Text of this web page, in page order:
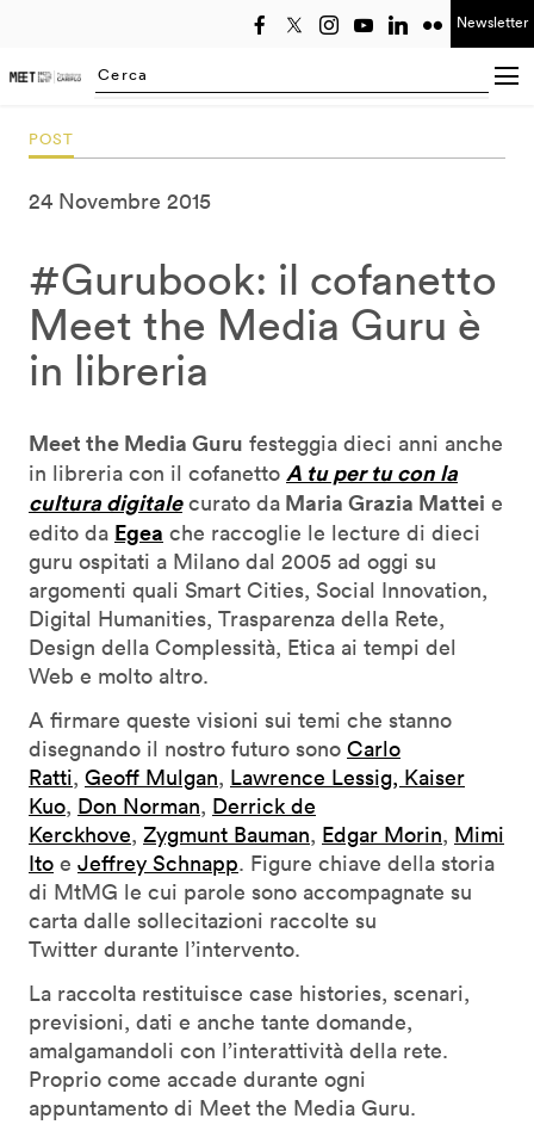
Newsletter
Searching...
POST
24 Novembre 2015
#Gurubook: il cofanetto
Meet the Media Guru è
in libreria
Meet the Media Guru festeggia dieci anni anche
in libreria con il cofanetto A tu per tu con la
cultura digitalecurato da Maria Grazia Mattei e
edito da Egea che raccoglie le lecture di dieci
guru ospitati a Milano dal 2005 ad oggi su
argomenti quali Smart Cities, Social Innovation,
Digital Humanities, Trasparenza della Rete,
Design della Complessità, Etica ai tempi del
Web e molto altro.
A firmare queste visioni sui temi che stanno
disegnando il nostro futuro sono Carlo
Ratti, Geoff Mulgan, Lawrence Lessig, Kaiser
Kuo, Don Norman, Derrick de
Kerckhove, Zygmunt Bauman, Edgar Morin, Mimi
Ito e Jeffrey Schnapp. Figure chiave della storia
di MtMG le cui parole sono accompagnate su
carta dalle sollecitazioni raccolte su
Twitter durante l’intervento.
La raccolta restituisce case histories, scenari,
previsioni, dati e anche tante domande,
amalgamandoli con l’interattività della rete.
Proprio come accade durante ogni
appuntamento di Meet the Media Guru.